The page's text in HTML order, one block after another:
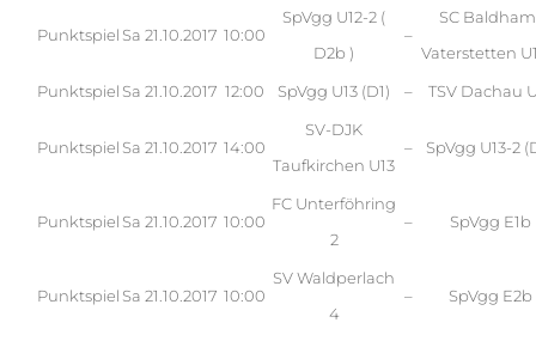
Punktspiel Sa 21.10.2017 10:00
SpVgg U12-2 (
D2b )
–
SC
Vaterstetten
Punktspiel Sa 21.10.2017 12:00 SpVgg U13 (D1) – TSV Dachau
Punktspiel Sa 21.10.2017 14:00
SV-DJK
Taufkirchen U13
– SpVgg U13-2
Punktspiel Sa 21.10.2017 10:00
FC Unterföhring
2
– SpVgg E1b
Punktspiel Sa 21.10.2017 10:00
SV Waldperlach
4
– SpVgg E2b